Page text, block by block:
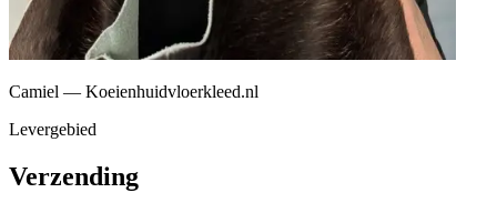
Camiel — Koeienhuidvloerkleed.nl
Levergebied
Verzending